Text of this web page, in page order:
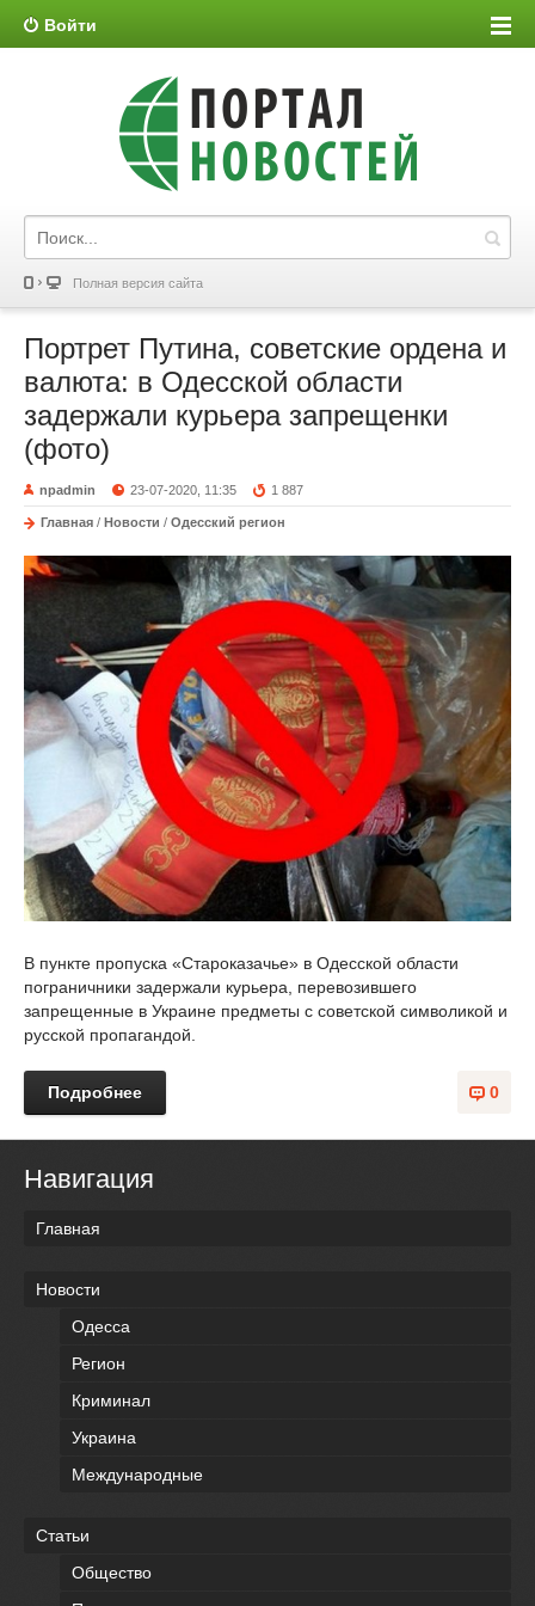
Войти
Полная версия сайта
Портрет Путина, советские ордена и
валюта: в Одесской области
задержали курьера запрещенки
(фото)
npadmin 23-07-2020, 11:35 1 887
Главная / Новости / Одесский регион
В пункте пропуска «Староказачье» в Одесской области
пограничники задержали курьера, перевозившего
запрещенные в Украине предметы с советской символикой и
русской пропагандой.
0
Подробнее
Навигация
Главная
Новости
Одесса
Регион
Криминал
Украина
Международные
Статьи
Общество